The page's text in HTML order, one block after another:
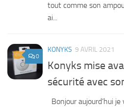
tout comme son
ai...
0
KONYKS 9 AVRIL 2021
Konyks mise
sécurité avec
Bonjour aujourd’hui